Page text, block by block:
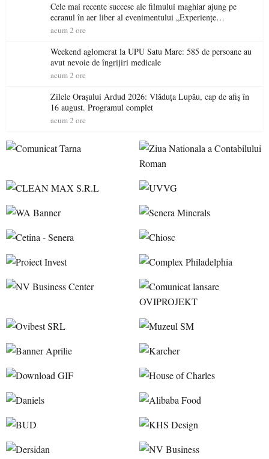
Cele mai recente succese ale filmului maghiar ajung pe
ecranul în aer liber al evenimentului „Experiențe
cinematografice Partium”
acum 2 ore
Weekend aglomerat la UPU Satu Mare: 585 de persoane au
avut nevoie de îngrijiri medicale
acum 2 ore
Zilele Orașului Ardud 2026: Vlăduța Lupău, cap de afiș în
16 august. Programul complet
acum 2 ore